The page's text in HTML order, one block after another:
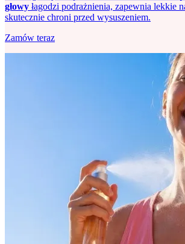
głowy łagodzi podrażnienia, zapewnia lekkie
skutecznie chroni przed wysuszeniem.
Zamów teraz